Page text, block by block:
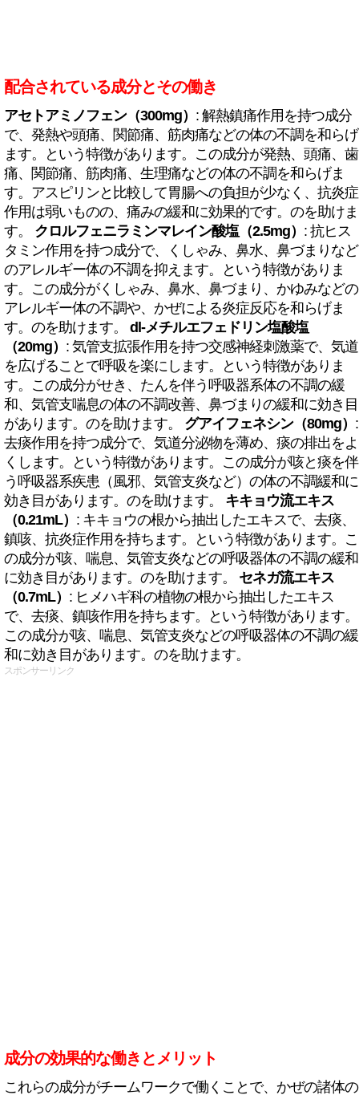
配合されている成分とその働き
アセトアミノフェン（300mg） : 解熱鎮痛作用を持つ成分
で、発熱や頭痛、関節痛、筋肉痛などの体の不調を和らげ
ます。という特徴があります。この成分が発熱、頭痛、歯
痛、関節痛、筋肉痛、生理痛などの体の不調を和らげま
す。アスピリンと比較して胃腸への負担が少なく、抗炎症
作用は弱いものの、痛みの緩和に効果的です。のを助けま
す。 クロルフェニラミンマレイン酸塩（2.5mg） : 抗ヒス
タミン作用を持つ成分で、くしゃみ、鼻水、鼻づまりなど
のアレルギー体の不調を抑えます。という特徴がありま
す。この成分がくしゃみ、鼻水、鼻づまり、かゆみなどの
アレルギー体の不調や、かぜによる炎症反応を和らげま
す。のを助けます。 dl-メチルエフェドリン塩酸塩
（20mg） : 気管支拡張作用を持つ交感神経刺激薬で、気道
を広げることで呼吸を楽にします。という特徴がありま
す。この成分がせき、たんを伴う呼吸器系体の不調の緩
和、気管支喘息の体の不調改善、鼻づまりの緩和に効き目
があります。のを助けます。 グアイフェネシン（80mg） :
去痰作用を持つ成分で、気道分泌物を薄め、痰の排出をよ
くします。という特徴があります。この成分が咳と痰を伴
う呼吸器系疾患（風邪、気管支炎など）の体の不調緩和に
効き目があります。のを助けます。 キキョウ流エキス
（0.21mL） : キキョウの根から抽出したエキスで、去痰、
鎮咳、抗炎症作用を持ちます。という特徴があります。こ
の成分が咳、喘息、気管支炎などの呼吸器体の不調の緩和
に効き目があります。のを助けます。 セネガ流エキス
（0.7mL） : ヒメハギ科の植物の根から抽出したエキス
で、去痰、鎮咳作用を持ちます。という特徴があります。
この成分が咳、喘息、気管支炎などの呼吸器体の不調の緩
和に効き目があります。のを助けます。
スポンサーリンク
成分の効果的な働きとメリット
これらの成分がチームワークで働くことで、かぜの諸体の